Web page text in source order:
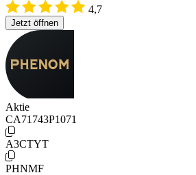
4,7
Jetzt öffnen
Aktie
CA71743P1071
A3CTYT
PHNMF